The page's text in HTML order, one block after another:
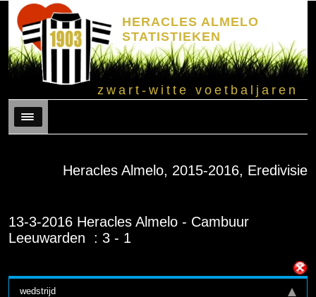
HERACLES ALMELO
STATISTIEKEN
zwart-witte voetbaljaren
Menu
Heracles Almelo, 2015-2016, Eredivisie
13-3-2016 Heracles Almelo - Cambuur
Leeuwarden : 3 - 1
wedstrijd